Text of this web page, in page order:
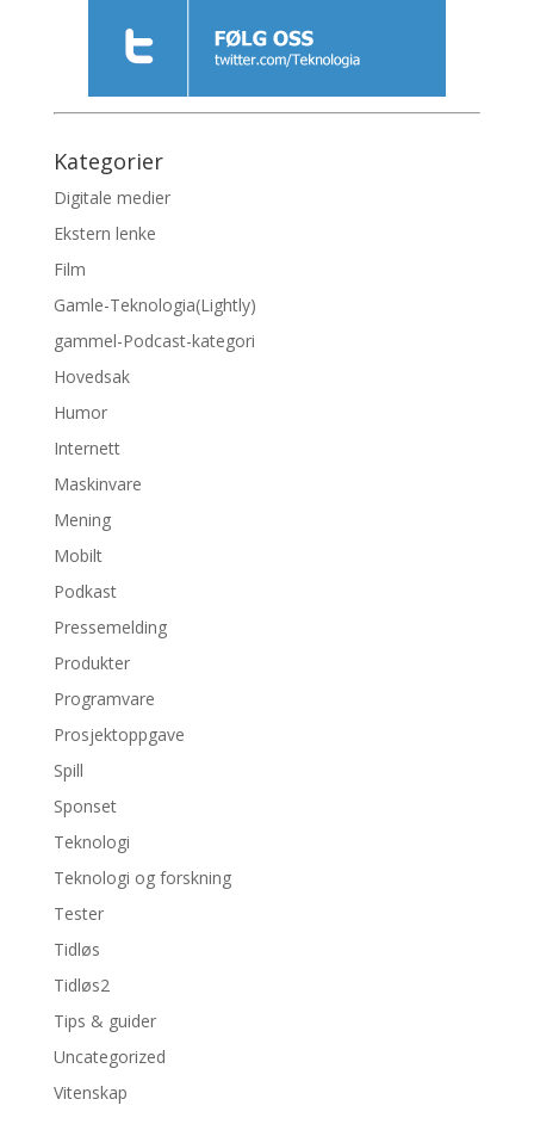
Kategorier
Digitale medier
Ekstern lenke
Film
Gamle-Teknologia(Lightly)
gammel-Podcast-kategori
Hovedsak
Humor
Internett
Maskinvare
Mening
Mobilt
Podkast
Pressemelding
Produkter
Programvare
Prosjektoppgave
Spill
Sponset
Teknologi
Teknologi og forskning
Tester
Tidløs
Tidløs2
Tips & guider
Uncategorized
Vitenskap